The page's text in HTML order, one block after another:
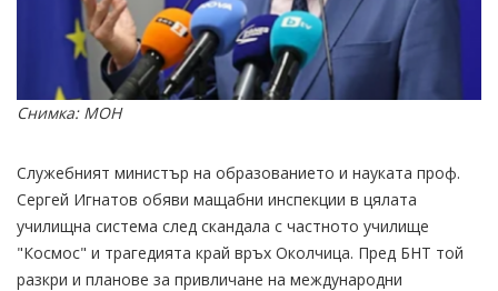
Снимка: МОН
Служебният министър на образованието и науката проф.
Сергей Игнатов обяви мащабни инспекции в цялата
училищна система след скандала с частното училище
"Космос" и трагедията край връх Околчица. Пред БНТ той
разкри и планове за привличане на международни